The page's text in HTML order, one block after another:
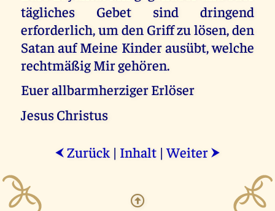
tägliches Gebet sind dringend
erforderlich, um den Griff zu lösen, den
Satan auf Meine Kinder ausübt, welche
rechtmäßig Mir gehören.
Euer allbarmherziger Erlöser
Jesus Christus
⮜ Zurück | Inhalt |Weiter ⮞